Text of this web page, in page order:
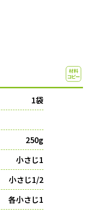
1袋
250g
小さじ1
小さじ1/2
各小さじ1